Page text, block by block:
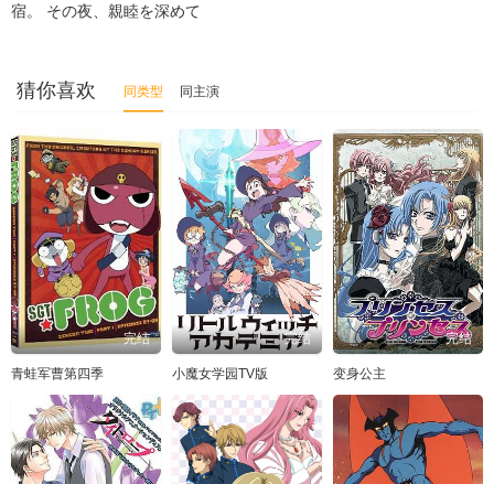
宿。 その夜、親睦を深めて
猜你喜欢 同类型 同主演
完结
青蛙军曹第四季
完结
小魔女学园TV版
完结
变身公主